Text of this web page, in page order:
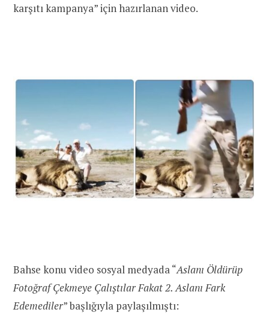
karşıtı kampanya” için hazırlanan video.
Bahse konu video sosyal medyada “Aslanı Öldürüp
Fotoğraf Çekmeye Çalıştılar Fakat 2. Aslanı Fark
Edemediler” başlığıyla paylaşılmıştı: